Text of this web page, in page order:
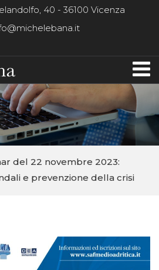
40 - 36100 Vicenza
del 22 novembre 2023:
e prevenzione della crisi